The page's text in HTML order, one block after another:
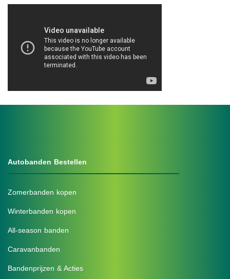
Autobanden Bestellen
Zomerbanden kopen
Winterbanden kopen
All-season banden
Caravanbanden
Bandenprijzen & Acties